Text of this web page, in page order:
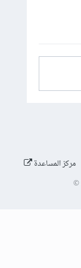
مركز المساعدة
©